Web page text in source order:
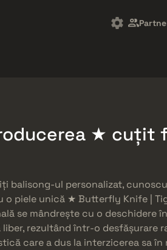
★ cuțit
balisong-ul personalizat,
o piele unică ★ Butterfly Knife |
se mândrește cu o deschidere
liber, rezultând într-o desfășurare
care a dus la interzicerea sa în